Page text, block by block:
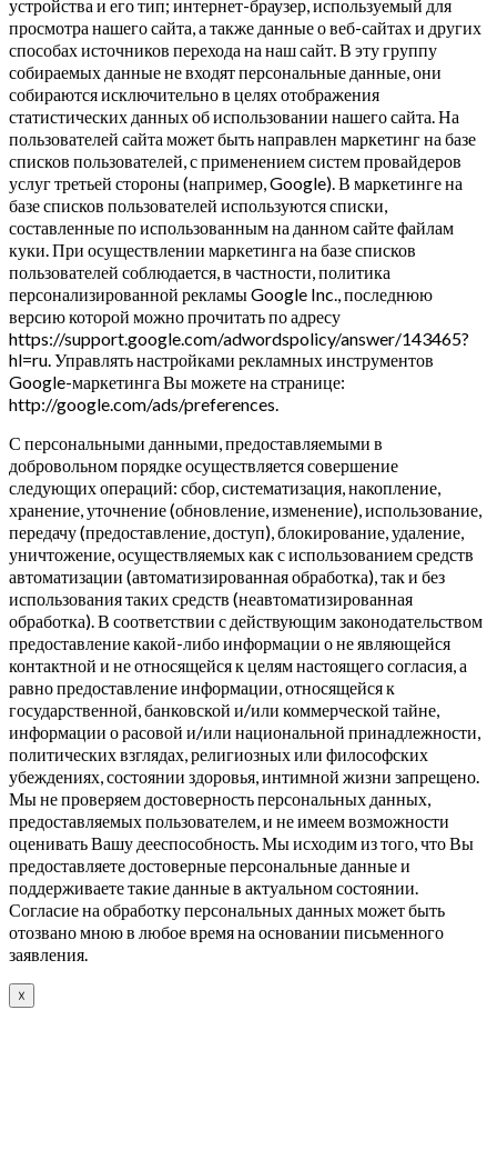
устройства и его тип; интернет-браузер, используемый для
просмотра нашего сайта, а также данные о веб-сайтах и других
способах источников перехода на наш сайт. В эту группу
собираемых данные не входят персональные данные, они
собираются исключительно в целях отображения
статистических данных об использовании нашего сайта. На
пользователей сайта может быть направлен маркетинг на базе
списков пользователей, с применением систем провайдеров
услуг третьей стороны (например, Google). В маркетинге на
базе списков пользователей используются списки,
составленные по использованным на данном сайте файлам
куки. При осуществлении маркетинга на базе списков
пользователей соблюдается, в частности, политика
персонализированной рекламы Google Inc., последнюю
версию которой можно прочитать по адресу
https://support.google.com/adwordspolicy/answer/143465?
hl=ru. Управлять настройками рекламных инструментов
Google-маркетинга Вы можете на странице:
http://google.com/ads/preferences.
С персональными данными, предоставляемыми в
добровольном порядке осуществляется совершение
следующих операций: сбор, систематизация, накопление,
хранение, уточнение (обновление, изменение), использование,
передачу (предоставление, доступ), блокирование, удаление,
уничтожение, осуществляемых как с использованием средств
автоматизации (автоматизированная обработка), так и без
использования таких средств (неавтоматизированная
обработка). В соответствии с действующим законодательством
предоставление какой-либо информации о не являющейся
контактной и не относящейся к целям настоящего согласия, а
равно предоставление информации, относящейся к
государственной, банковской и/или коммерческой тайне,
информации о расовой и/или национальной принадлежности,
политических взглядах, религиозных или философских
убеждениях, состоянии здоровья, интимной жизни запрещено.
Мы не проверяем достоверность персональных данных,
предоставляемых пользователем, и не имеем возможности
оценивать Вашу дееспособность. Мы исходим из того, что Вы
предоставляете достоверные персональные данные и
поддерживаете такие данные в актуальном состоянии.
Согласие на обработку персональных данных может быть
отозвано мною в любое время на основании письменного
заявления.
☓